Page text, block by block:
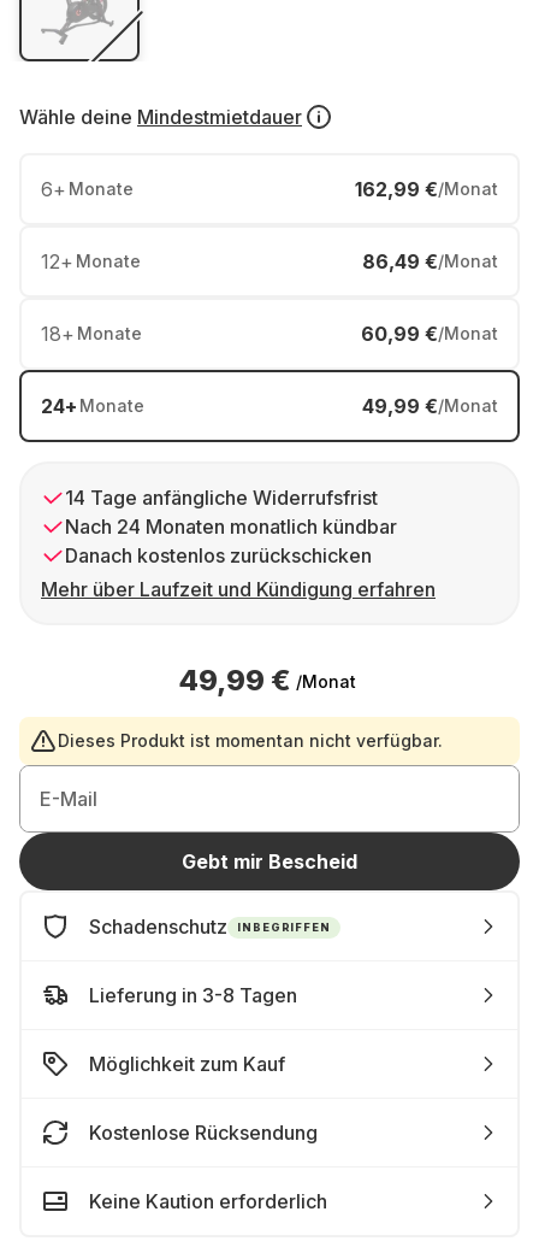
Wähle deine Mindestmietdauer
6+ Monate 162,99 €/Monat
12+ Monate 86,49 €/Monat
18+ Monate 60,99 €/Monat
24+ Monate 49,99 €/Monat
14 Tage anfängliche Widerrufsfrist
Nach 24 Monaten monatlich kündbar
Danach kostenlos zurückschicken
Mehr über Laufzeit und Kündigung erfahren
49,99 € /Monat
Dieses Produkt ist momentan nicht verfügbar.
E-Mail
Gebt mir Bescheid
Schadenschutz INBEGRIFFEN
Lieferung in 3-8 Tagen
Möglichkeit zum Kauf
Kostenlose Rücksendung
Keine Kaution erforderlich